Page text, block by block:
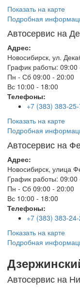
Показать на карте
Подробная
Автосервис на
Адрес:
Новосибирск, ул.
График работы: 09:00
Пн - Сб 09:00 - 20:00
Вс 10:00 - 18:00
Телефоны:
+7 (383) 383-
Показать на карте
Подробная
Автосервис на
Адрес:
Новосибирск, улица
График работы: 09:00
Пн - Сб 09:00 - 20:00
Вс 10:00 - 18:00
Телефоны:
+7 (383) 383-24-
Показать на карте
Подробная
Автосервис на